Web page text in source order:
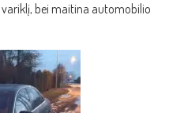
bei maitina automobilio